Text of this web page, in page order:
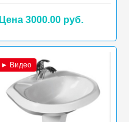
Цена 3000.00 руб.
► Видео